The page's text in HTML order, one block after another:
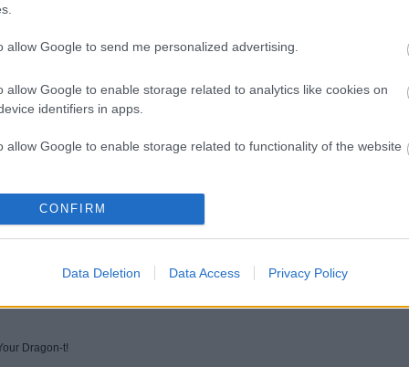
allow Google to send me personalized advertising.
allow Google to enable storage related to analytics like cookies on
identifiers in apps.
allow Google to enable storage related to functionality of the website
allow Google to enable storage related to personalization.
functionality and fraud prevention, and other user protection.
CONFIRM
Data Deletion Data Access Privacy Policy
katonája
szolgáltatás technikaiüzemeltetője semmilyen felelősséget nem vállal, azokat nem ellenőrzi. Kifogás esetén
Dragon-t!